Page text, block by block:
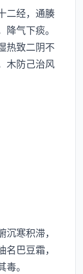
二经，通腠
气下痰。
热致二阴不
木防己治风
寒积滞，
巴豆霜，
。